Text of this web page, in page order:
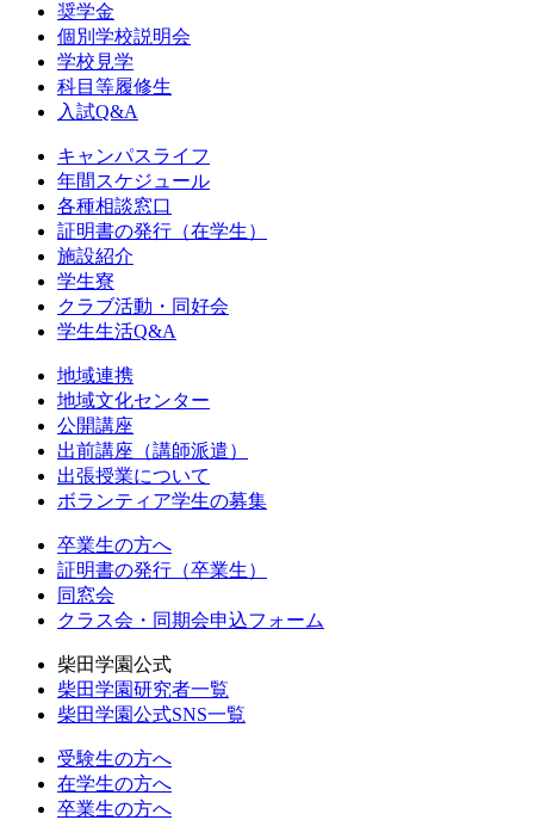
奨学金
個別学校説明会
学校見学
科目等履修生
入試Q&A
キャンパスライフ
年間スケジュール
各種相談窓口
証明書の発行（在学生）
施設紹介
学生寮
クラブ活動・同好会
学生生活Q&A
地域連携
地域文化センター
公開講座
出前講座（講師派遣）
出張授業について
ボランティア学生の募集
卒業生の方へ
証明書の発行（卒業生）
同窓会
クラス会・同期会申込フォーム
柴田学園公式
柴田学園研究者一覧
柴田学園公式SNS一覧
受験生の方へ
在学生の方へ
卒業生の方へ